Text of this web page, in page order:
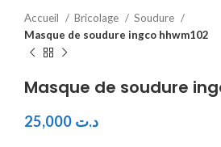
Accueil Bricolage
Soudure
Masque de soudure ingco hhwm102
Masque de soudure
د.ت